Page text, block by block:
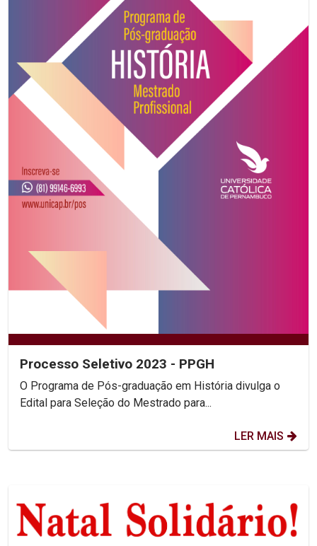
Processo Seletivo 2023 - PPGH
O Programa de Pós-graduação em História divulga o
Edital para Seleção do Mestrado para...
LER MAIS